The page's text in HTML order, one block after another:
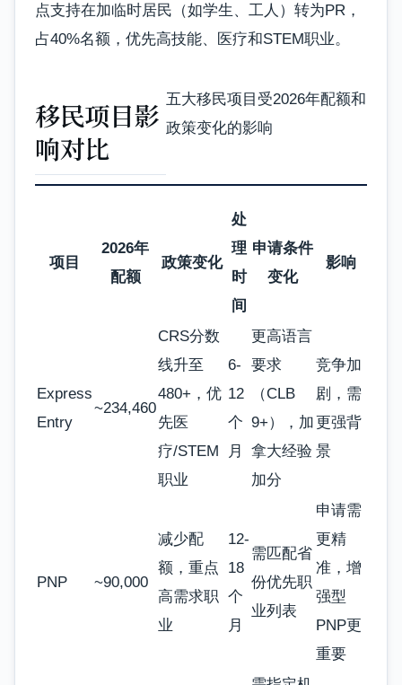
点支持在加临时居民（如学生、工人）转为PR，
占40%名额，优先高技能、医疗和STEM职业。
移民项目影
响对比
五大移民项目受2026年配额和
政策变化的影响
项目
2026年
配额
政策变化
处
理
时
间
申请条件
变化
影响
Express
Entry
~234,460
CRS分数
线升至
480+，优
先医
疗/STEM
职业
6-
12
个
月
更高语言
要求
（CLB
9+），加
拿大经验
加分
竞争加
剧，需
更强背
景
PNP ~90,000
减少配
额，重点
高需求职
业
12-
18
个
月
需匹配省
份优先职
业列表
申请需
更精
准，增
强型
PNP更
重要